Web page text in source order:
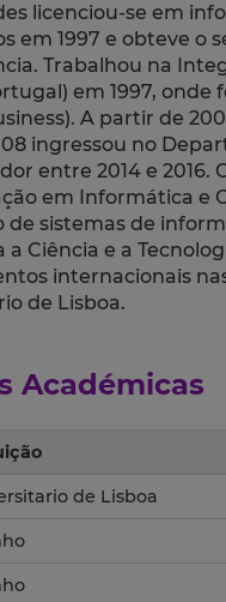
licenciou-se em
em 1997 e obteve
Trabalhou na
em 1997,
A partir de
ingressou no
entre 2014 e
em Informática e
de sistemas de
a Ciência e a
internacionais
de Lisboa.
Académicas
de Lisboa